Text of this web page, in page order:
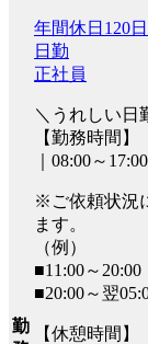
勤
年間休日120
日勤
正社員
＼うれしい日
【勤務時間】
｜08:00～17:00
※ご依頼状況
ます。
（例）
■11:00～20:00
■20:00～翌
【休憩時間】